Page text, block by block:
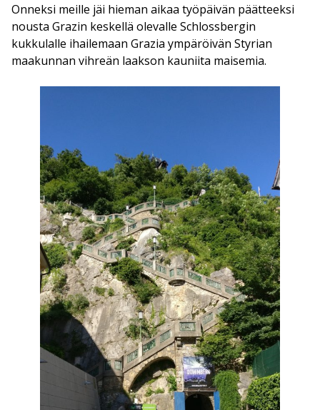
Onneksi meille jäi hieman aikaa työpäivän päätteeksi
nousta Grazin keskellä olevalle Schlossbergin
kukkulalle ihailemaan Grazia ympäröivän Styrian
maakunnan vihreän laakson kauniita maisemia.